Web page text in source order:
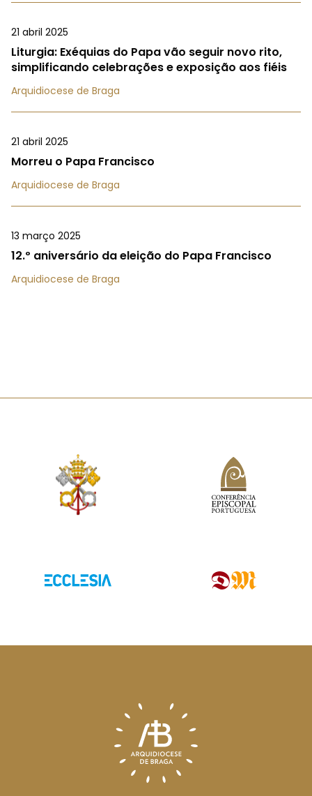
21 abril 2025
Liturgia: Exéquias do Papa vão seguir novo rito,
simplificando celebrações e exposição aos fiéis
Arquidiocese de Braga
21 abril 2025
Morreu o Papa Francisco
Arquidiocese de Braga
13 março 2025
12.º aniversário da eleição do Papa Francisco
Arquidiocese de Braga